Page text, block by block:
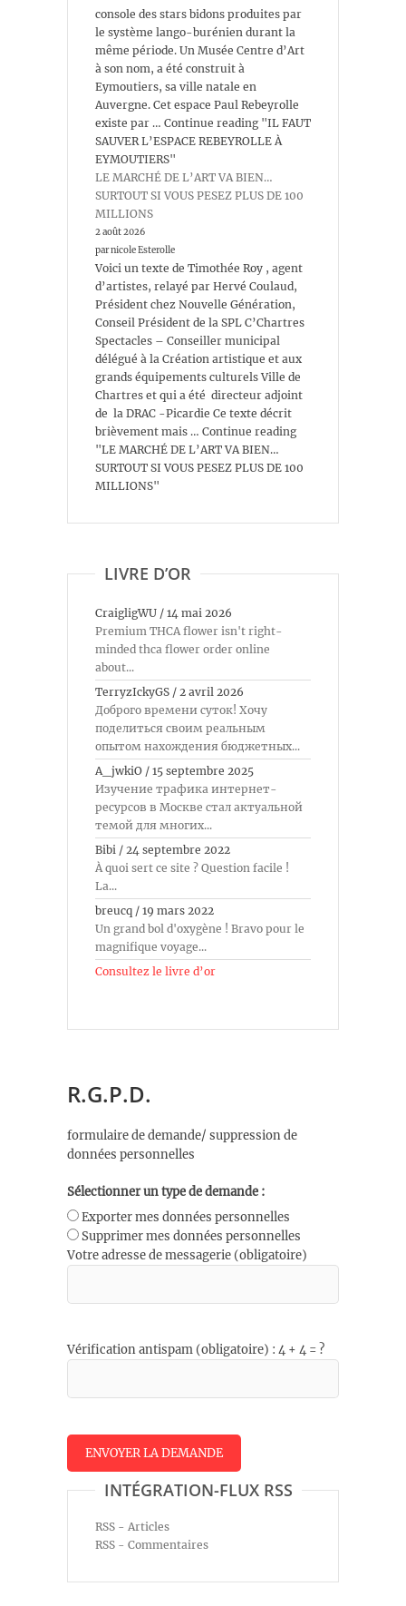
console des stars bidons produites par
le système lango-burénien durant la
même période. Un Musée Centre d’Art
à son nom, a été construit à
Eymoutiers, sa ville natale en
Auvergne. Cet espace Paul Rebeyrolle
existe par … Continue reading "IL FAUT
SAUVER L’ESPACE REBEYROLLE À
EYMOUTIERS"
LE MARCHÉ DE L’ART VA BIEN…
SURTOUT SI VOUS PESEZ PLUS DE 100
MILLIONS
2 août 2026
par nicole Esterolle
Voici un texte de Timothée Roy , agent
d’artistes, relayé par Hervé Coulaud,
Président chez Nouvelle Génération,
Conseil Président de la SPL C’Chartres
Spectacles – Conseiller municipal
délégué à la Création artistique et aux
grands équipements culturels Ville de
Chartres et qui a été directeur adjoint
de la DRAC -Picardie Ce texte décrit
brièvement mais … Continue reading
"LE MARCHÉ DE L’ART VA BIEN…
SURTOUT SI VOUS PESEZ PLUS DE 100
MILLIONS"
LIVRE D’OR
CraigligWU / 14 mai 2026
Premium THCA flower isn't right-
minded thca flower order online
about...
TerryzIckyGS / 2 avril 2026
Доброго времени суток! Хочу
поделиться своим реальным
опытом нахождения бюджетных...
A_jwkiO / 15 septembre 2025
Изучение трафика интернет-
ресурсов в Москве стал актуальной
темой для многих...
Bibi / 24 septembre 2022
À quoi sert ce site ? Question facile !
La...
breucq / 19 mars 2022
Un grand bol d'oxygène ! Bravo pour le
magnifique voyage...
Consultez le livre d’or
R.G.P.D.
formulaire de demande/ suppression de
données personnelles
Sélectionner un type de demande :
Exporter mes données personnelles
Supprimer mes données personnelles
Votre adresse de messagerie (obligatoire)
Vérification antispam (obligatoire) : 4 + 4 = ?
INTÉGRATION-FLUX RSS
RSS - Articles
RSS - Commentaires